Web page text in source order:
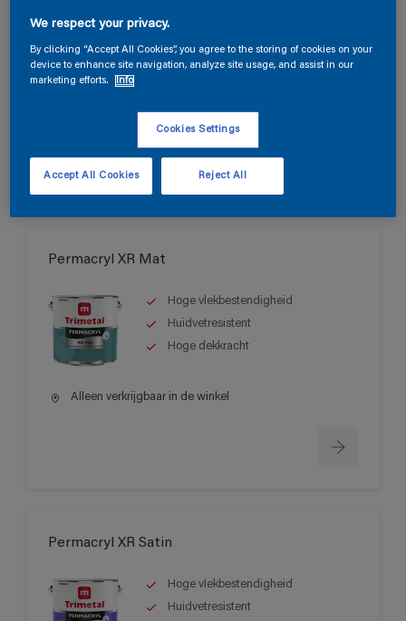
schuurbaar.
Sneldrogend met een goede
Alleen verkrijgbaar in de winkel
Permacryl XR Mat
Hoge vlekbestendigheid
Huidvetresistent
Hoge dekkracht
Alleen verkrijgbaar in de winkel
Permacryl XR Satin
Hoge vlekbestendigheid
Huidvetresistent
We respect your privacy.
By clicking “Accept All Cookies”, you agree to the storing of cookies on your
device to enhance site navigation, analyze site usage, and assist in our
marketing efforts.
Info
Cookies Settings
Reject All
Accept All Cookies